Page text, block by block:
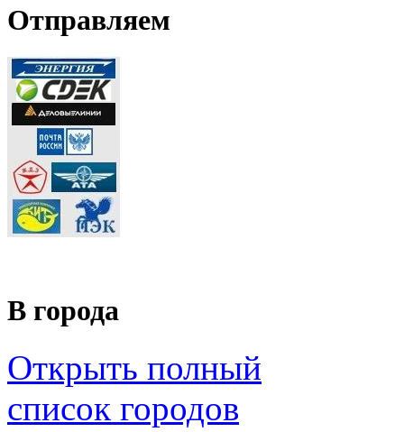
Отправляем
В города
Открыть полный
список городов